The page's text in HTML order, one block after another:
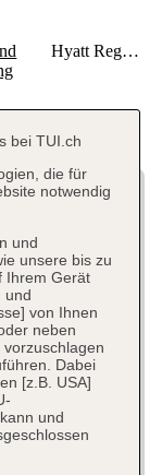
bei TUI.ch
die für
notwendig
und
unsere bis zu
Ihrem Gerät
und
von Ihnen
neben
Dabei
[z.B. USA]
und